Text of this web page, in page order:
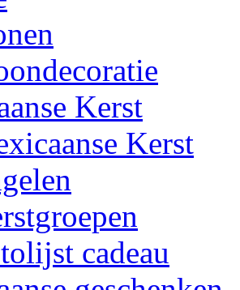
Kerst
Kerst
cadeau